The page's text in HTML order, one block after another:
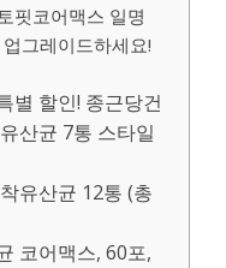
핏코어맥스 일명
그레이드하세요!
별 할인! 종근당건
산균 7통 스타일
유산균 12통 (총
코어맥스, 60포,